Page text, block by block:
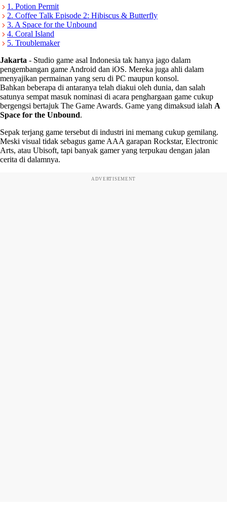
1. Potion Permit
2. Coffee Talk Episode 2: Hibiscus & Butterfly
3. A Space for the Unbound
4. Coral Island
5. Troublemaker
Jakarta - Studio game asal Indonesia tak hanya jago dalam
pengembangan game Android dan iOS. Mereka juga ahli dalam
menyajikan permainan yang seru di PC maupun konsol.
Bahkan beberapa di antaranya telah diakui oleh dunia, dan salah
satunya sempat masuk nominasi di acara penghargaan game cukup
bergengsi bertajuk The Game Awards. Game yang dimaksud ialah A
Space for the Unbound.
Sepak terjang game tersebut di industri ini memang cukup gemilang.
Meski visual tidak sebagus game AAA garapan Rockstar, Electronic
Arts, atau Ubisoft, tapi banyak gamer yang terpukau dengan jalan
cerita di dalamnya.
ADVERTISEMENT